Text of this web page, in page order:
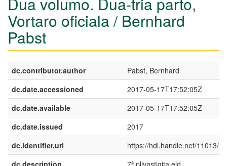
Vortaro oficiala / Bernhard
Pabst
dc.contributor.author
Pabst, Bernhard
dc.date.accessioned
2017-05-17T17:52:05Z
dc.date.available
2017-05-17T17:52:05Z
dc.date.issued
2017
dc.identifier.uri
https://hdl.handle.net/11013/
dc.description
7ª plivastigita eld.